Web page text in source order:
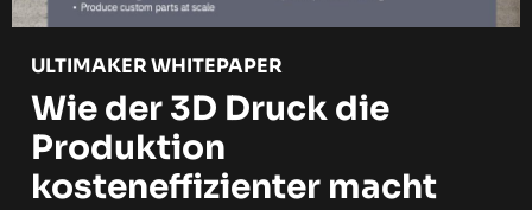
ULTIMAKER WHITEPAPER
Wie der 3D Druck die
Produktion
kosteneffizienter macht